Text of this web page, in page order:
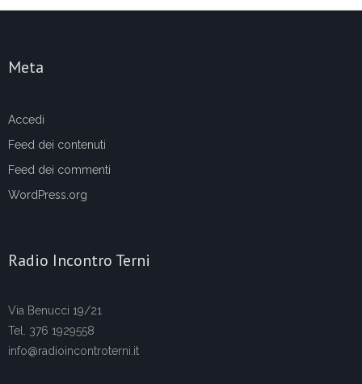
Meta
Accedi
Feed dei contenuti
Feed dei commenti
WordPress.org
Radio Incontro Terni
Via Benucci 19/21
Tel. 376 1929558
info@radioincontroterni.it